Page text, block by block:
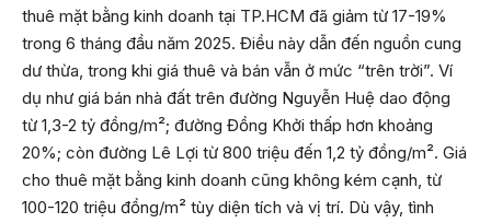
thuê mặt bằng kinh doanh tại TP.HCM đã giảm từ 17-19%
trong 6 tháng đầu năm 2025. Điều này dẫn đến nguồn cung
dư thừa, trong khi giá thuê và bán vẫn ở mức “trên trời”. Ví
dụ như giá bán nhà đất trên đường Nguyễn Huệ dao động
từ 1,3-2 tỷ đồng/m²; đường Đồng Khởi thấp hơn khoảng
20%; còn đường Lê Lợi từ 800 triệu đến 1,2 tỷ đồng/m². Giá
cho thuê mặt bằng kinh doanh cũng không kém cạnh, từ
100-120 triệu đồng/m² tùy diện tích và vị trí. Dù vậy, tình